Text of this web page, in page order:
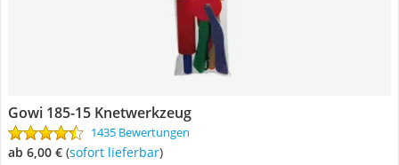
Gowi 185-15 Knetwerkzeug
1435 Bewertungen
ab 6,00 € ( Sofort lieferbar)